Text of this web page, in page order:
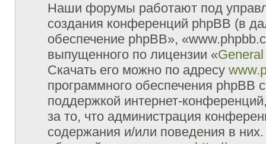
Наши форумы работают под
создания конференций phpBB (в
обеспечение phpBB»,
выпущенного по лицензии «
Скачать его можно по адресу
программного обеспечения phpBB
поддержкой интернет-
за то, что администрация
содержания и/или поведения в